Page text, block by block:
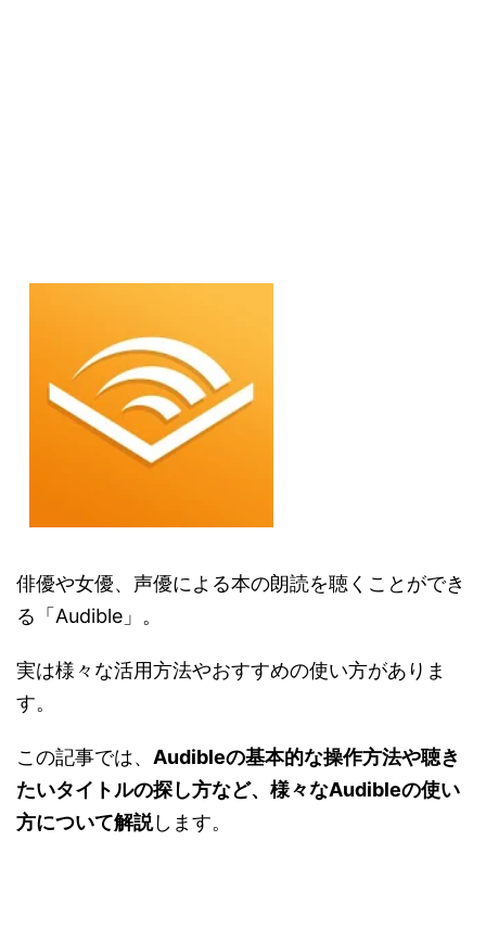
俳優や女優、声優による本の朗読を聴くことができ
る「Audible」。
実は様々な活用方法やおすすめの使い方がありま
す。
この記事では、 Audibleの基本的な操作方法や聴き
たいタイトルの探し方など、様々なAudibleの使い
方について解説します。